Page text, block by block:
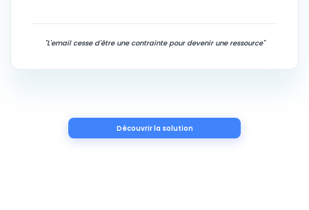
"L'email cesse d'être une contrainte pour devenir une ressource"
Découvrir la solution